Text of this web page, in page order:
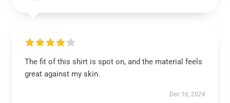
The fit of this shirt is spot on, and the material feels
great against my skin.
Dec 16, 2024